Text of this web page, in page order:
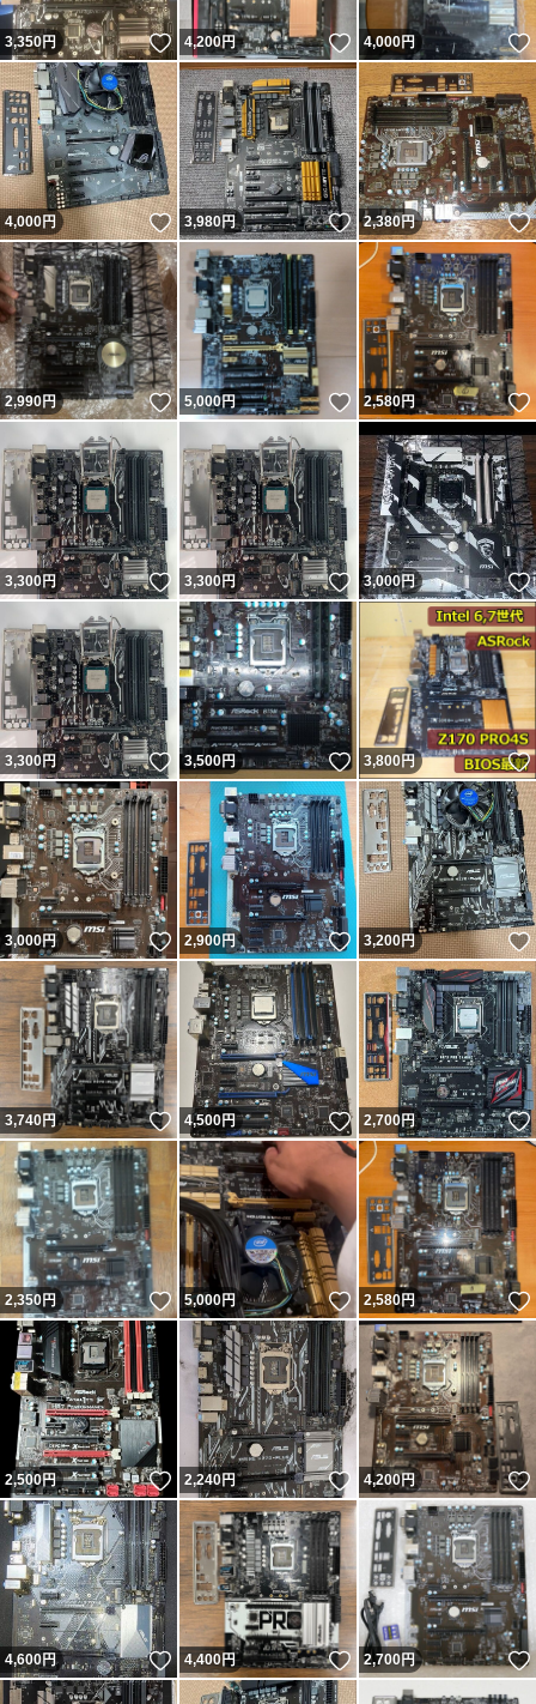
3,350円 いいね！
4,200円 いいね！
4,000円
4,000円 いいね！
3,980円 いいね！
2,380円
2,990円 いいね！
5,000円 いいね！
2,580円
3,300円 いいね！
3,300円 いいね！
3,000円
3,300円 いいね！
3,500円 いいね！
3,800円
3,000円 いいね！
2,900円 いいね！
3,200円
3,740円 いいね！
4,500円 いいね！
2,700円
2,350円 いいね！
5,000円 いいね！
2,580円
2,500円 いいね！
2,240円 いいね！
4,200円
4,600円 いいね！
4,400円 いいね！
2,700円